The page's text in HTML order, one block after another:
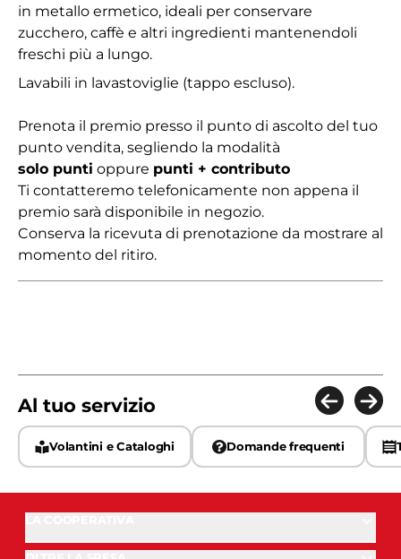
in metallo ermetico, ideali per conservare
zucchero, caffè e altri ingredienti mantenendoli
freschi più a lungo.
Lavabili in lavastoviglie (tappo escluso).
Prenota il premio presso il punto di ascolto del tuo
punto vendita, segliendo la modalità
solo punti oppure punti + contributo
Ti contatteremo telefonicamente non appena il
premio sarà disponibile in negozio.
Conserva la ricevuta di prenotazione da mostrare al
momento del ritiro.
Al tuo servizio
Volantini e Cataloghi Domande frequenti